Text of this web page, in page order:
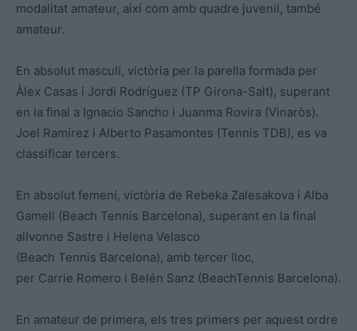
modalitat amateur, així com amb quadre juvenil, també
amateur.
En absolut masculí, victòria per la parella formada per
Àlex Casas i Jordi Rodríguez (TP Girona-Salt), superant
en la final a Ignacio Sancho i Juanma Rovira (Vinaròs).
Joel Ramírez i Alberto Pasamontes (Tennis TDB), es va
classificar tercers.
En absolut femení, victòria de Rebeka Zalesakova i Alba
Gamell (Beach Tennis Barcelona), superant en la final
alIvonne Sastre i Helena Velasco
(Beach Tennis Barcelona), amb tercer lloc,
per Carrie Romero i Belén Sanz (BeachTennis Barcelona).
En amateur de primera, els tres primers per aquest ordre